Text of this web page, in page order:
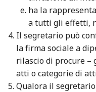
ha la
a tutti gli effetti,
Il segretario può
la firma sociale a
rilascio di procure –
atti o categorie di
Qualora il